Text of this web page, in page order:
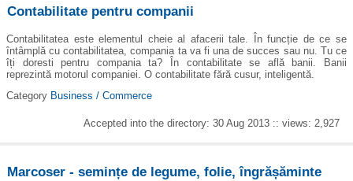
Contabilitate pentru companii
Contabilitatea este elementul cheie al afacerii tale. În funcție de ce se
întâmplă cu contabilitatea, compania ta va fi una de succes sau nu. Tu ce
îți doresti pentru compania ta? În contabilitate se află banii. Banii
reprezintă motorul companiei. O contabilitate fără cusur, inteligentă.
Category Business / Commerce
Accepted into the directory: 30 Aug 2013 :: views: 2,927
Marcoser - semințe de legume, folie, îngrășăminte